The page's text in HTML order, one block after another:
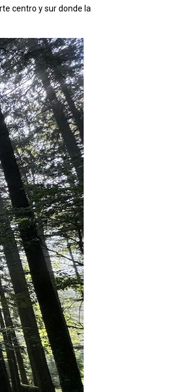
centro y sur donde la